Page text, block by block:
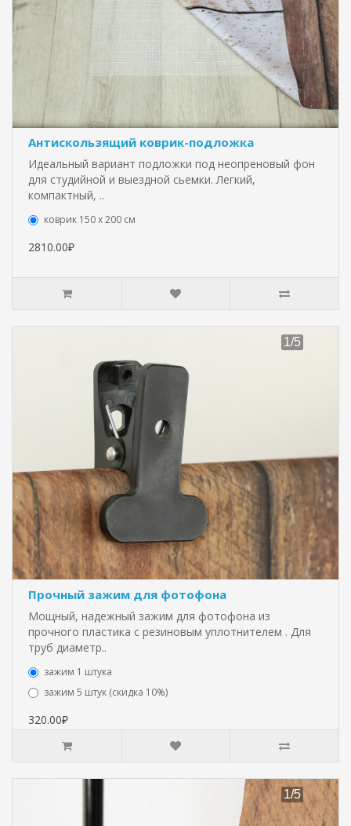
Антискользящий коврик-подложка
Идеальный вариант подложки под неопреновый фон
для студийной и выездной сьемки. Легкий,
компактный, ..
коврик 150 х 200 см
2810.00₽
Прочный зажим для фотофона
Мощный, надежный зажим для фотофона из
прочного пластика с резиновым уплотнителем . Для
труб диаметр..
зажим 1 штука
зажим 5 штук (скидка 10%)
320.00₽